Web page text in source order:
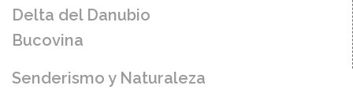
Delta del Danubio
Bucovina
Senderismo y Naturaleza